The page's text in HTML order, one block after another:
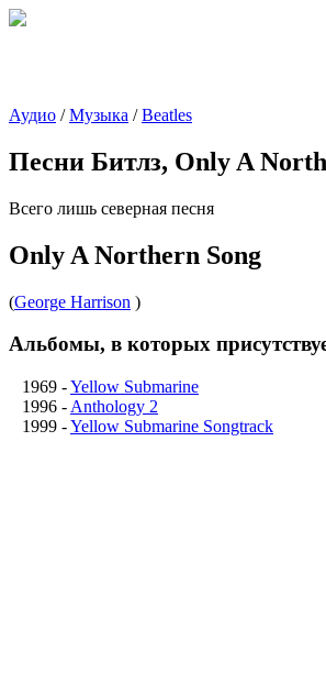
Аудио /Музыка /Beatles
Песни Битлз, Only A
Всего лишь северная песня
Only A Northern Song
(George Harrison )
Альбомы, в которых
1969 -Yellow Submarine
1996 - Anthology 2
1999 -Yellow Submarine Songtrack